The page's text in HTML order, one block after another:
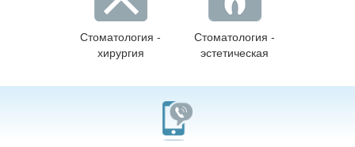
Стоматология -
хирургия
Стоматология -
эстетическая